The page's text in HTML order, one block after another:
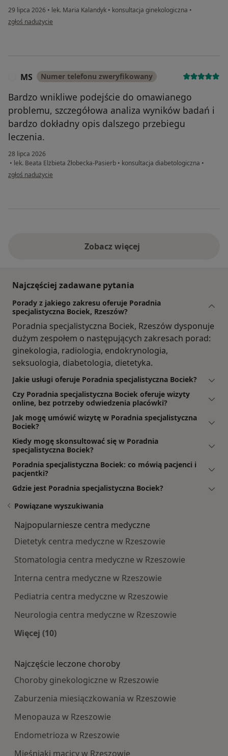
29 lipca 2026 • lek. Maria Kalandyk • konsultacja ginekologiczna •
w opinii użytkownika MW
zgłoś nadużycie
MS Numer telefonu zweryfikowany
Bardzo wnikliwe podejście do omawianego
problemu, szczegółowa analiza wyników badań i
bardzo dokładny opis dalszego przebiegu
leczenia.
28 lipca 2026
• lek. Beata Elżbieta Żłobecka-Pasierb • konsultacja diabetologiczna •
w opinii użytkownika MS
zgłoś nadużycie
Zobacz więcej
Najczęściej zadawane pytania
Porady z jakiego zakresu oferuje Poradnia
specjalistyczna Bociek, Rzeszów?
Poradnia specjalistyczna Bociek, Rzeszów dysponuje
dużym zespołem o następujących zakresach porad:
ginekologia, radiologia, endokrynologia,
seksuologia, diabetologia, dietetyka.
Jakie usługi oferuje Poradnia specjalistyczna Bociek?
Czy Poradnia specjalistyczna Bociek oferuje wizyty
online, bez potrzeby odwiedzenia placówki?
Jak mogę umówić wizytę w Poradnia specjalistyczna
Bociek?
Kiedy mogę skonsultować się w Poradnia
specjalistyczna Bociek?
Poradnia specjalistyczna Bociek: co mówią pacjenci i
pacjentki?
Gdzie jest Poradnia specjalistyczna Bociek?
Powiązane wyszukiwania
Najpopularniesze centra medyczne
Dietetyk centra medyczne w Rzeszowie
Stomatologia centra medyczne w Rzeszowie
Interna centra medyczne w Rzeszowie
Pediatria centra medyczne w Rzeszowie
Neurologia centra medyczne w Rzeszowie
Więcej (10)
Najczęście leczone choroby
Choroby ginekologiczne w Rzeszowie
Zaburzenia miesiączkowania w Rzeszowie
Menopauza w Rzeszowie
Endometrioza w Rzeszowie
Mięśniaki macicy w Rzeszowie